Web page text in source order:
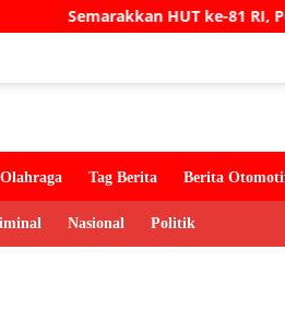
HUT ke-81 RI, Pemkab Jombang
Olahraga Tag Berita Berita
Nasional Politik